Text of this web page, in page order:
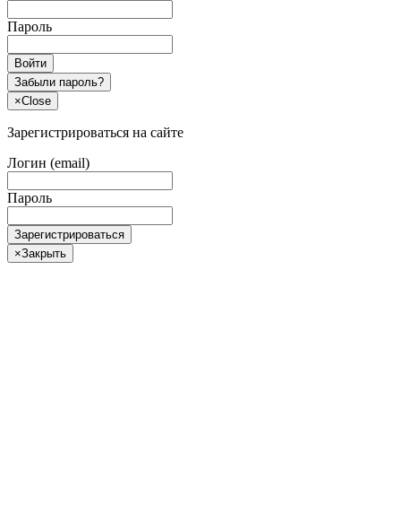
Пароль
Войти
Забыли пароль?
×Close
Зарегистрироваться на сайте
Логин (email)
Пароль
Зарегистрироваться
×Закрыть